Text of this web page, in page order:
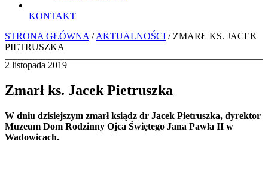
KONTAKT
STRONA GŁÓWNA /AKTUALNOŚCI / ZMARŁ KS. JACEK
PIETRUSZKA
2 listopada 2019
Zmarł ks. Jacek Pietruszka
W dniu dzisiejszym zmarł ksiądz dr Jacek Pietruszka, dyrektor
Muzeum Dom Rodzinny Ojca Świętego Jana Pawła II w
Wadowicach.